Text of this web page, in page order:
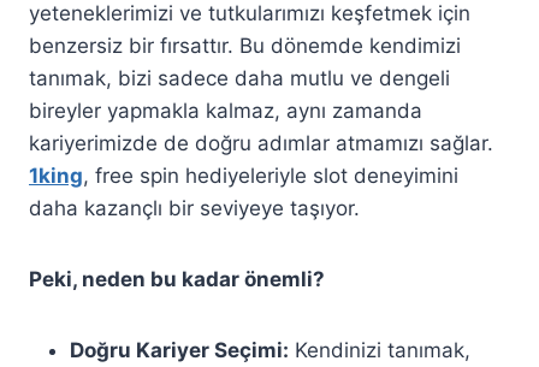
yeteneklerimizi ve tutkularımızı keşfetmek için
benzersiz bir fırsattır. Bu dönemde kendimizi
tanımak, bizi sadece daha mutlu ve dengeli
bireyler yapmakla kalmaz, aynı zamanda
kariyerimizde de doğru adımlar atmamızı sağlar.
1king, free spin hediyeleriyle slot deneyimini
daha kazançlı bir seviyeye taşıyor.
Peki, neden bu kadar önemli?
Doğru Kariyer Seçimi: Kendinizi tanımak,